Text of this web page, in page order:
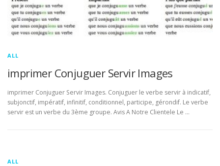
ALL
imprimer Conjuguer Servir Images
imprimer Conjuguer Servir Images. Conjuguer le verbe servir à indicatif,
subjonctif, impératif, infinitif, conditionnel, participe, gérondif. Le verbe
servir est un verbe du 3ème groupe. Avis A Notre Clientele Le …
ALL